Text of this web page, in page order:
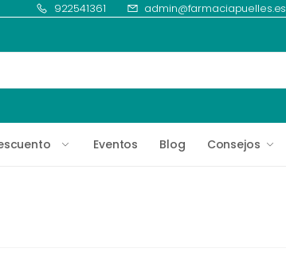
922541361 admin@farmaciapuelles.es
Eventos Blog Consejos